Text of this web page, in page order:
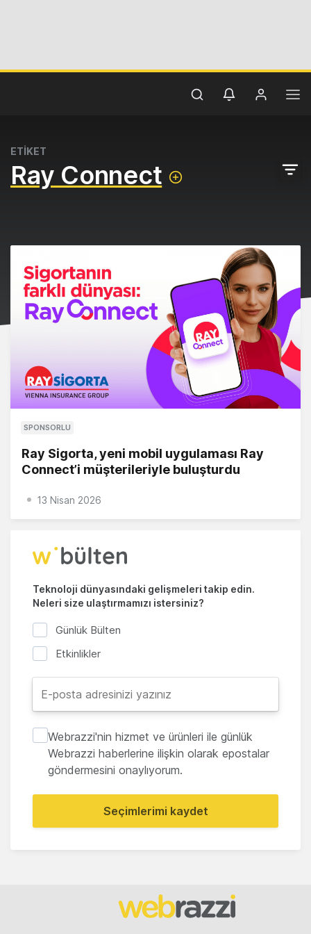
ETİKET
Ray Connect
SPONSORLU
Ray Sigorta, yeni mobil uygulaması Ray
Connect’i müşterileriyle buluşturdu
13 Nisan 2026
Teknoloji dünyasındaki gelişmeleri takip edin.
Neleri size ulaştırmamızı istersiniz?
Günlük Bülten
Etkinlikler
Webrazzi'nin hizmet ve ürünleri ile günlük
Webrazzi haberlerine ilişkin olarak epostalar
göndermesini onaylıyorum.
Seçimlerimi kaydet